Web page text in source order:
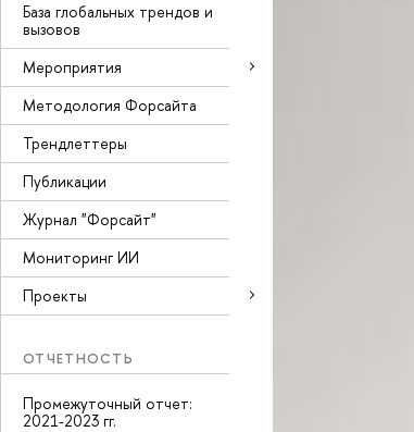
База глобальных трендов и
вызовов
Мероприятия
Методология Форсайта
Трендлеттеры
Публикации
Журнал "Форсайт"
Мониторинг ИИ
Проекты
ОТЧЕТНОСТЬ
Промежуточный отчет:
2021-2023 гг.